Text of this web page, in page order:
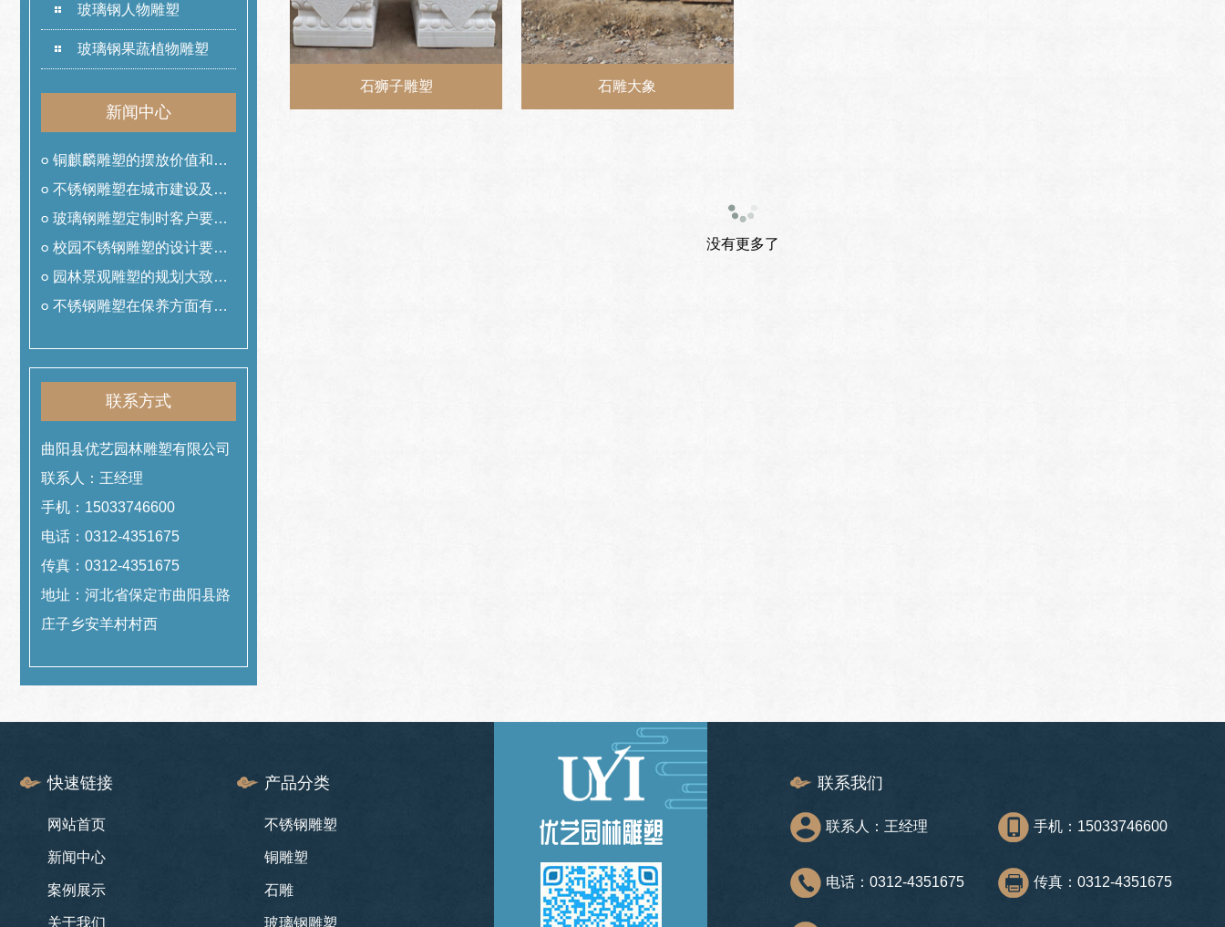
玻璃钢人物雕塑
玻璃钢果蔬植物雕塑
新闻中心
铜麒麟雕塑的摆放价值和作
用
不锈钢雕塑在城市建设及美
化中的作用
玻璃钢雕塑定制时客户要提
前准备什么工作
校园不锈钢雕塑的设计要遵
从哪些理念
园林景观雕塑的规划大致可
以分为哪几类
不锈钢雕塑在保养方面有哪
联系方式
曲阳县优艺园林雕塑有限公司
联系人：王经理
手机：15033746600
电话：0312-4351675
传真：0312-4351675
地址：河北省保定市曲阳县路
庄子乡安羊村村西
石狮子雕塑 石雕大象
没有更多了
快速链接
网站首页
新闻中心
案例展示
关于我们
产品分类
不锈钢雕塑
铜雕塑
石雕
玻璃钢雕塑
联系我们
联系人：王经理 手机：15033746600
电话：0312-4351675 传真：0312-4351675